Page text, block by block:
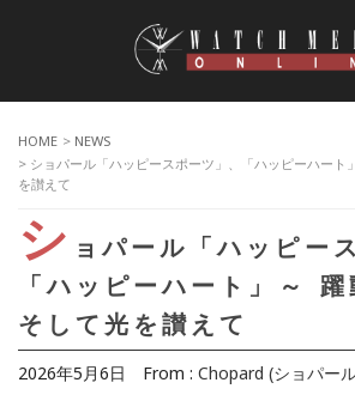
HOME > NEWS
> ショパール「ハッピースポーツ」、「ハッピーハート
を讃えて
シ ョパール「ハッピー
「ハッピーハート」～ 躍
そして光を讃えて
2026年5月6日 From : Chopard (ショパー